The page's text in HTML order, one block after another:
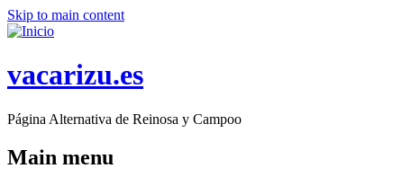
Skip to main content
vacarizu.es
Página Alternativa de Reinosa y Campoo
Main menu